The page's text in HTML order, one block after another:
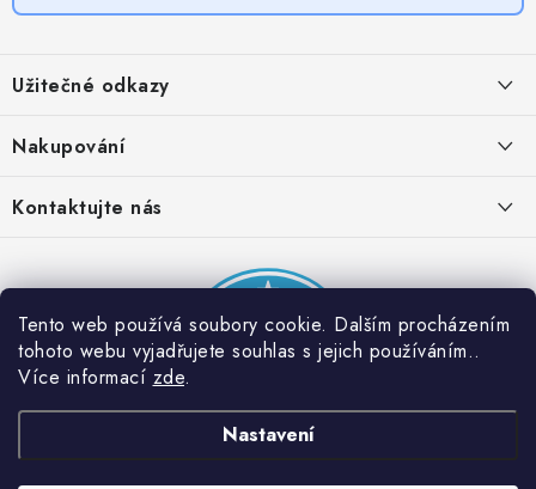
Tento web používá soubory cookie. Dalším procházením
tohoto webu vyjadřujete souhlas s jejich používáním..
Více informací zde.
Nastavení
p
a
Užitečné odkazy
Provizní systém
Partner stránek: Super plecháček
Nakupování
Podmínky akce 2 + 1 zdarma
Kontaktujte nás